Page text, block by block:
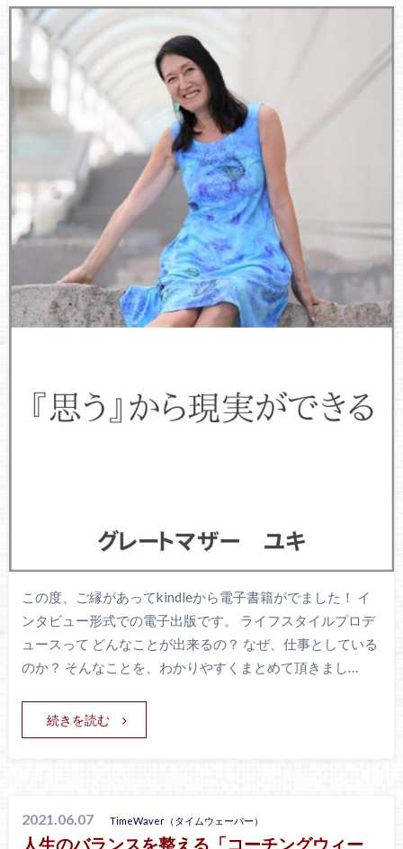
この度、ご縁があってkindleから電子書籍がでました！ イ
ンタビュー形式での電子出版です。 ライフスタイルプロデ
ュースって どんなことが出来るの？ なぜ、仕事としている
のか？ そんなことを、わかりやすくまとめて頂きまし…
続きを読む
2021.06.07 TimeWaver（タイムウェーバー）
人生のバランスを整える「コーチングウィー